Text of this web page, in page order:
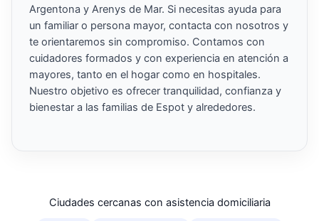
Argentona y Arenys de Mar. Si necesitas ayuda para
un familiar o persona mayor, contacta con nosotros y
te orientaremos sin compromiso. Contamos con
cuidadores formados y con experiencia en atención a
mayores, tanto en el hogar como en hospitales.
Nuestro objetivo es ofrecer tranquilidad, confianza y
bienestar a las familias de Espot y alrededores.
Ciudades cercanas con asistencia domiciliaria